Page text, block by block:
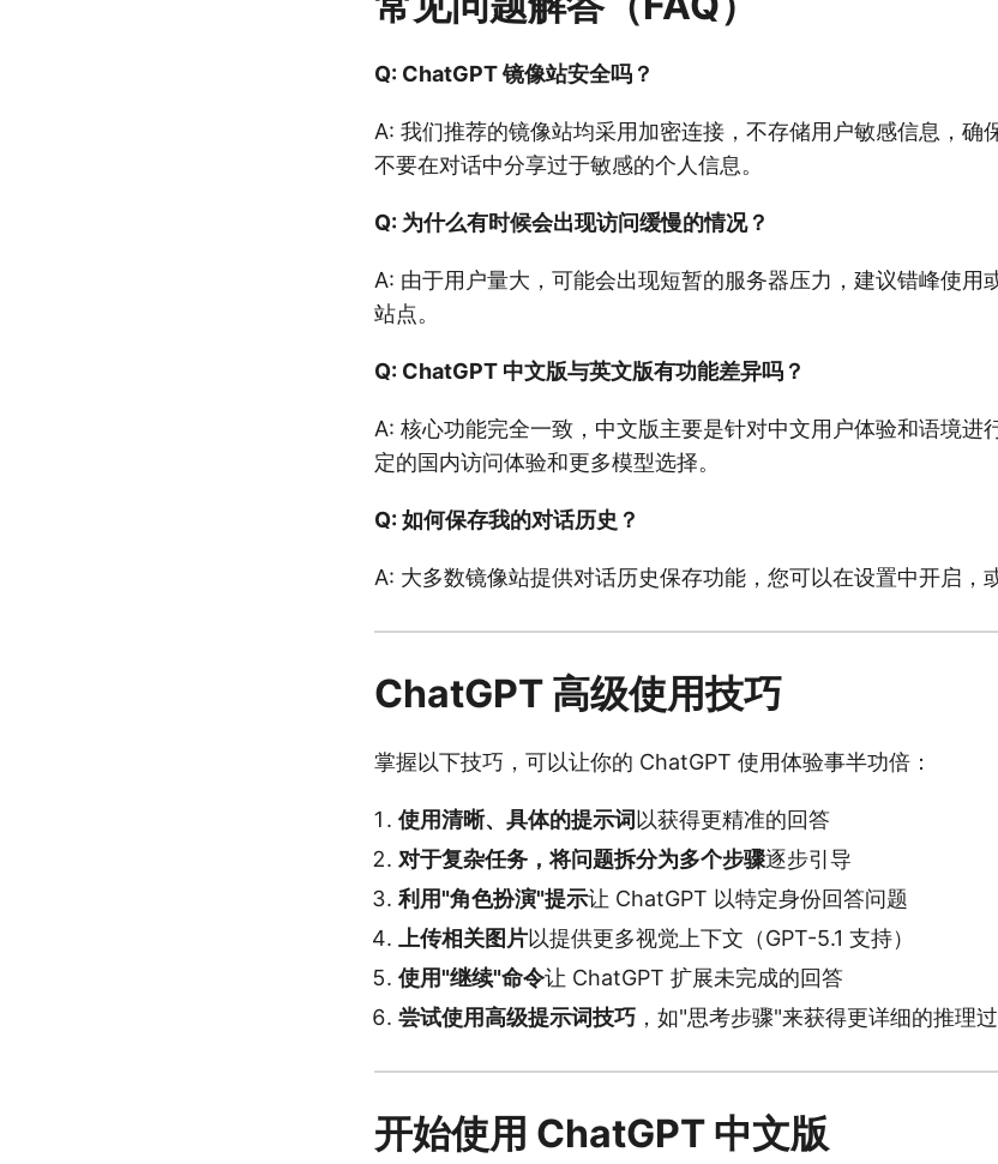
Q: ChatGPT 镜像站安全吗？
A: 我们推荐的镜像站均采用加密连接，不存储用户敏感信息，确
不要在对话中分享过于敏感的个人信息。
Q: 为什么有时候会出现访问缓慢的情况？
A: 由于用户量大，可能会出现短暂的服务器压力，建议错峰使用
站点。
Q: ChatGPT 中文版与英文版有功能差异吗？
A: 核心功能完全一致，中文版主要是针对中文用户体验和语境进
定的国内访问体验和更多模型选择。
Q: 如何保存我的对话历史？
A: 大多数镜像站提供对话历史保存功能，您可以在设置中开启，
ChatGPT 高级使用技巧
掌握以下技巧，可以让你的 ChatGPT 使用体验事半功倍：
使用清晰、具体的提示词 以获得更精准的回答
对于复杂任务，将问题拆分为多个步骤逐步引导
利用"角色扮演"提示让 ChatGPT 以特定身份回答问题
上传相关图片以提供更多视觉上下文（GPT-5.1 支持）
使用"继续"命令让 ChatGPT 扩展未完成的回答
尝试使用高级提示词技巧 ，如"思考步骤"来获得更详细的推理
开始使用 ChatGPT 中文版